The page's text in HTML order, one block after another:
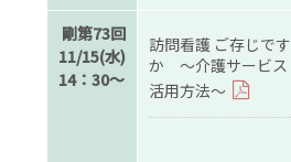
剛第73回
11/15(水)
14：30～
訪問看護 ご存じです
か ～介護サービス
活用方法～